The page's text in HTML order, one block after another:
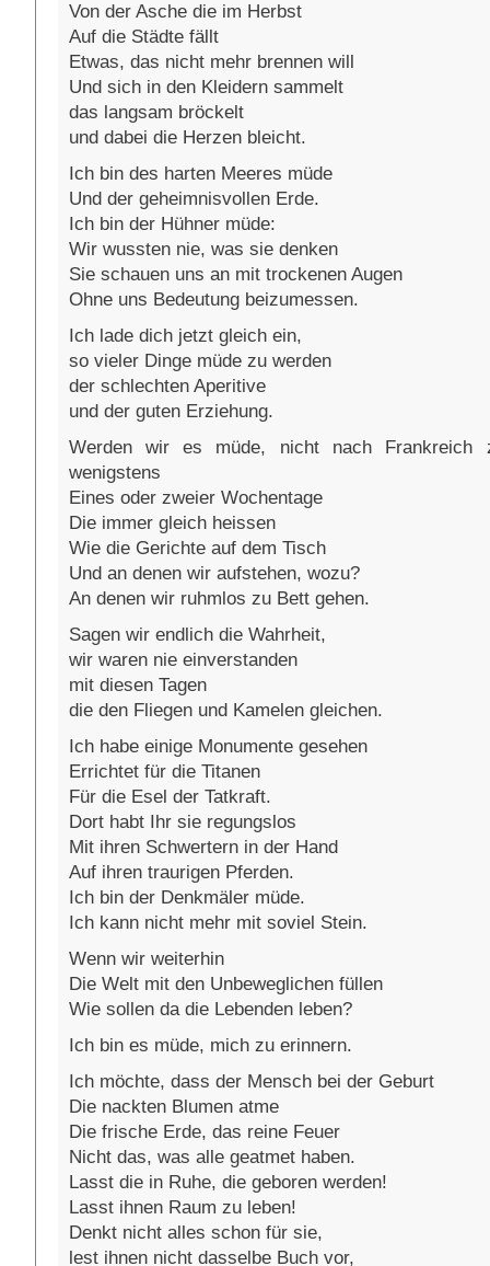
Von der Asche die im Herbst
Auf die Städte fällt
Etwas, das nicht mehr brennen will
Und sich in den Kleidern sammelt
das langsam bröckelt
und dabei die Herzen bleicht.
Ich bin des harten Meeres müde
Und der geheimnisvollen Erde.
Ich bin der Hühner müde:
Wir wussten nie, was sie denken
Sie schauen uns an mit trockenen Augen
Ohne uns Bedeutung beizumessen.
Ich lade dich jetzt gleich ein,
so vieler Dinge müde zu werden
der schlechten Aperitive
und der guten Erziehung.
Werden wir es müde, nicht nach Frankreich
wenigstens
Eines oder zweier Wochentage
Die immer gleich heissen
Wie die Gerichte auf dem Tisch
Und an denen wir aufstehen, wozu?
An denen wir ruhmlos zu Bett gehen.
Sagen wir endlich die Wahrheit,
wir waren nie einverstanden
mit diesen Tagen
die den Fliegen und Kamelen gleichen.
Ich habe einige Monumente gesehen
Errichtet für die Titanen
Für die Esel der Tatkraft.
Dort habt Ihr sie regungslos
Mit ihren Schwertern in der Hand
Auf ihren traurigen Pferden.
Ich bin der Denkmäler müde.
Ich kann nicht mehr mit soviel Stein.
Wenn wir weiterhin
Die Welt mit den Unbeweglichen füllen
Wie sollen da die Lebenden leben?
Ich bin es müde, mich zu erinnern.
Ich möchte, dass der Mensch bei der Geburt
Die nackten Blumen atme
Die frische Erde, das reine Feuer
Nicht das, was alle geatmet haben.
Lasst die in Ruhe, die geboren werden!
Lasst ihnen Raum zu leben!
Denkt nicht alles schon für sie,
lest ihnen nicht dasselbe Buch vor,